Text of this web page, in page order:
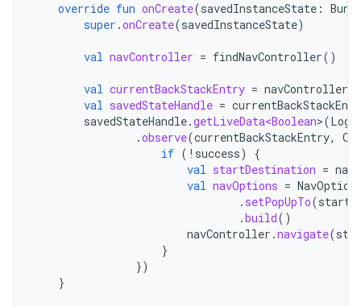
override fun onCreate(savedInstanceState :
super .onCreate(savedInstanceState)
val navController = findNavController()
val currentBackStackEntry = navController
val savedStateHandle =
savedStateHandle.getLiveData<Boolean>(
.observe(currentBackStackEntry,
if ( ! success)
{
val startDestination =
val navOptions =
. setPopUpTo(
.build()
navController .navigate(
}
})
}